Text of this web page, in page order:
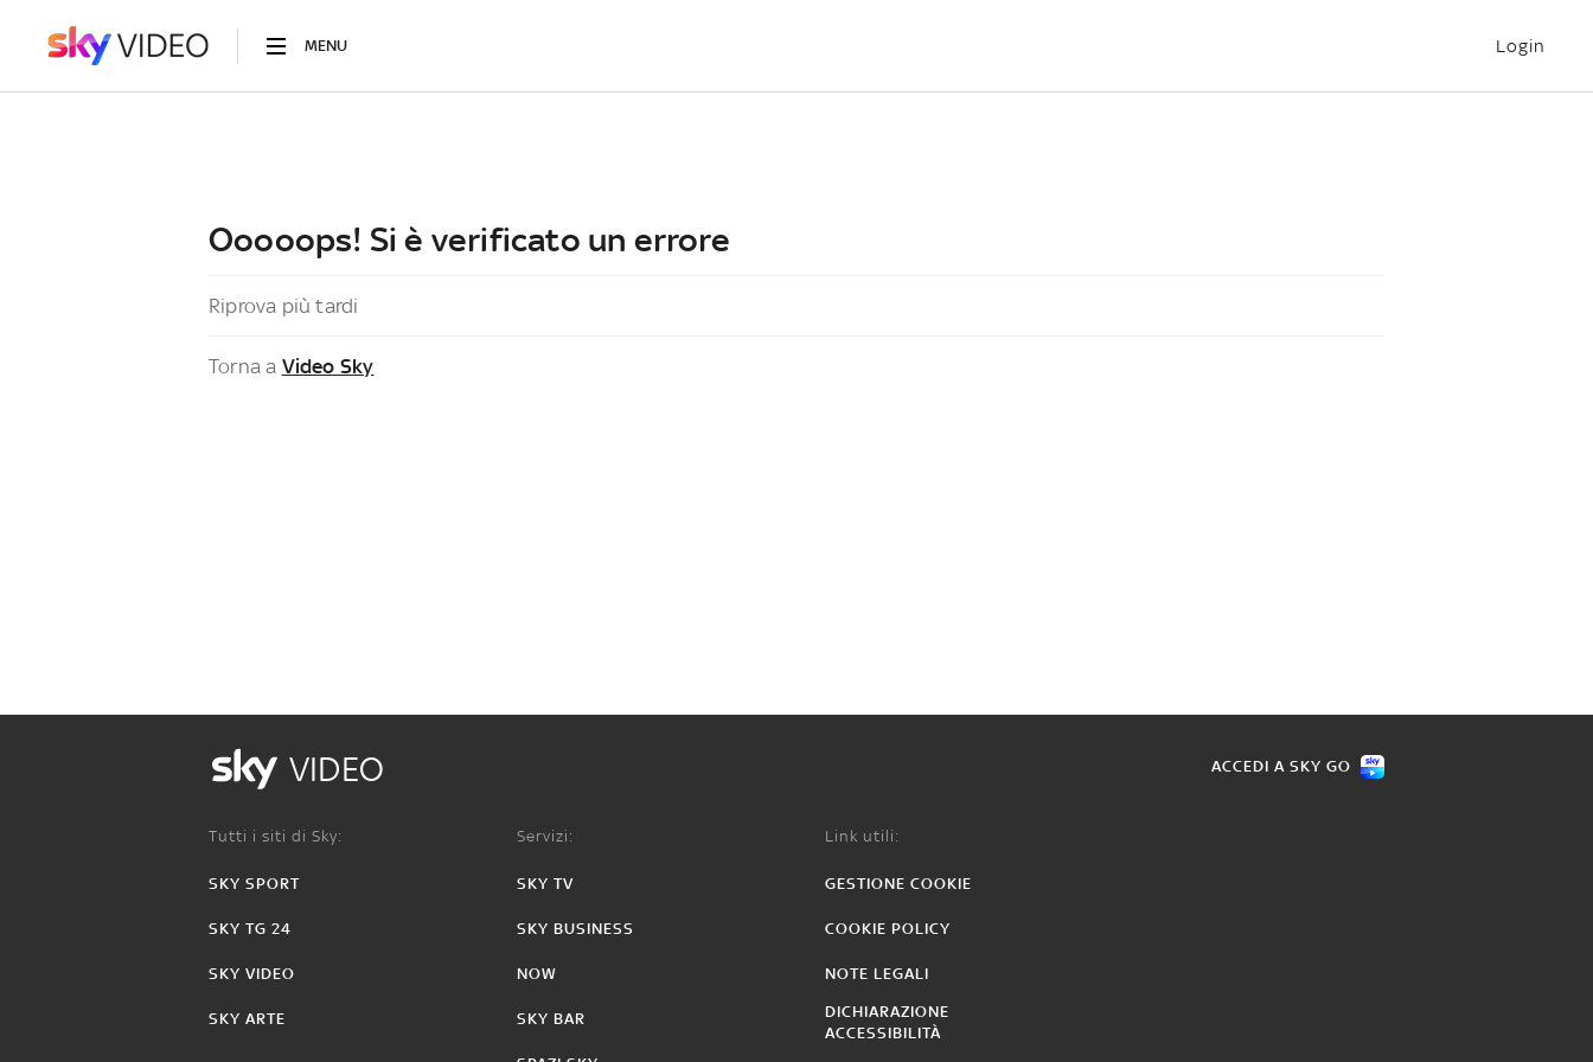
MENU Login
Ooooops! Si è verificato un errore
Riprova più tardi
Torna a Video Sky
VIDEO ACCEDI A SKY GO
Tutti i siti di Sky:
SKY SPORT
SKY TG 24
SKY VIDEO
SKY ARTE
Servizi:
SKY TV
SKY BUSINESS
NOW
SKY BAR
Link utili:
GESTIONE COOKIE
COOKIE POLICY
NOTE LEGALI
DICHIARAZIONE
ACCESSIBILITÀ